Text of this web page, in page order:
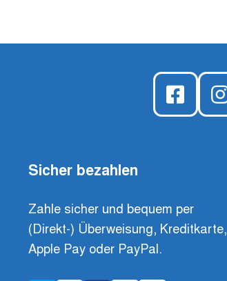
Sicher bezahlen
Zahle sicher und bequem per
(Direkt-) Überweisung, Kreditkarte,
Apple Pay oder PayPal.